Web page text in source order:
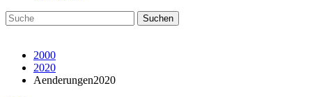
2000
2020
Aenderungen2020